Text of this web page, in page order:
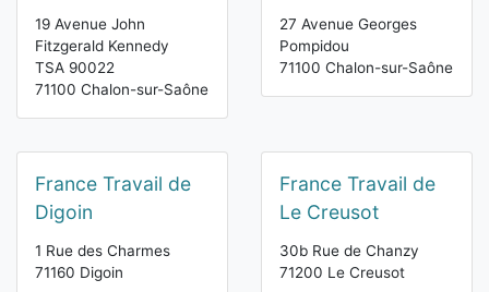
19 Avenue John
Fitzgerald Kennedy
TSA 90022
71100 Chalon-sur-Saône
27 Avenue Georges
Pompidou
71100 Chalon-sur-Saône
France Travail de
Digoin
1 Rue des Charmes
71160 Digoin
France Travail de
Le Creusot
30b Rue de Chanzy
71200 Le Creusot